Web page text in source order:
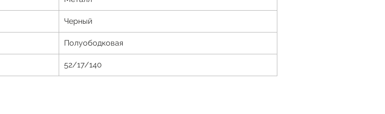
Черный
Полуободковая
52/17/140